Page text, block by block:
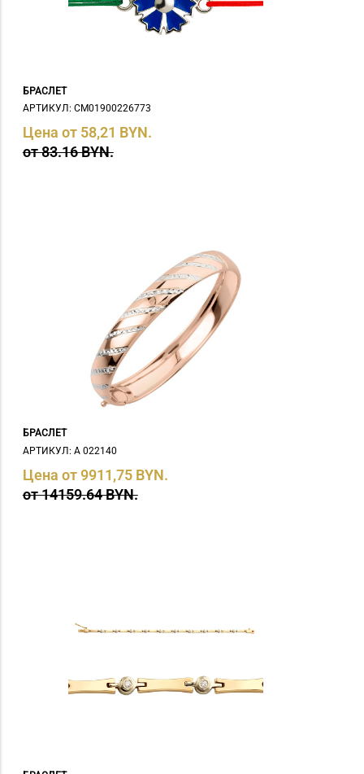
БРАСЛЕТ
АРТИКУЛ: СM01900226773
Цена от 58,21 BYN.
от 83.16 BYN.
БРАСЛЕТ
АРТИКУЛ: А 022140
Цена от 9911,75 BYN.
от 14159.64 BYN.